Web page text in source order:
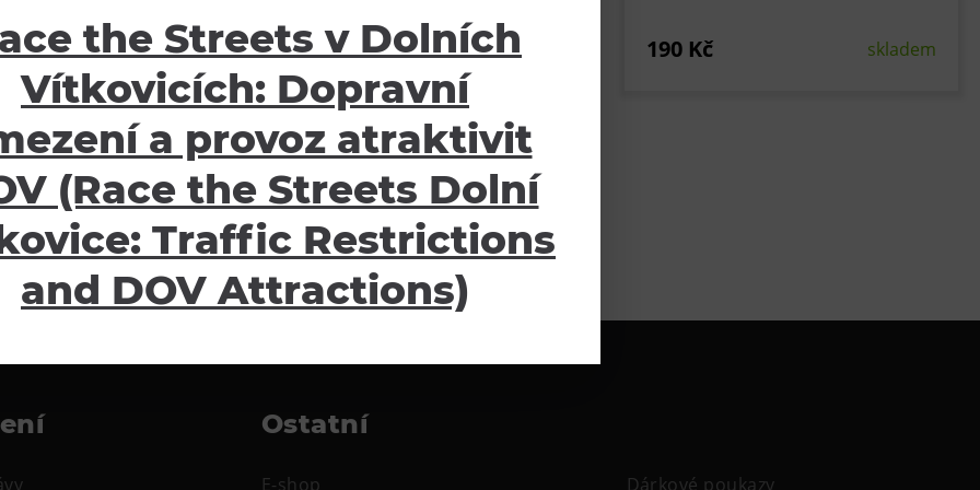
skladem 50 Kč skladem 190 Kč skladem
… 11 NÁSLEDUJÍCÍ
Ostatní
E-shop
Dárkové poukazy
the Streets v Dolních
Vítkovicích: Dopravní
a provoz atraktivit
(Race the Streets Dolní
Traffic Restrictions
and DOV Attractions)